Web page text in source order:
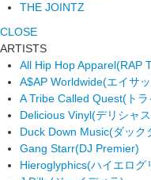
THE JOINTZ
CLOSE
ARTISTS
All Hip Hop Apparel(RAP
A$AP Worldwide(エイサ
A Tribe Called Quest(トラ
Delicious Vinyl(デリシャ
Duck Down Music(ダック
Gang Starr(DJ Premier)
Hieroglyphics(ハイエログ